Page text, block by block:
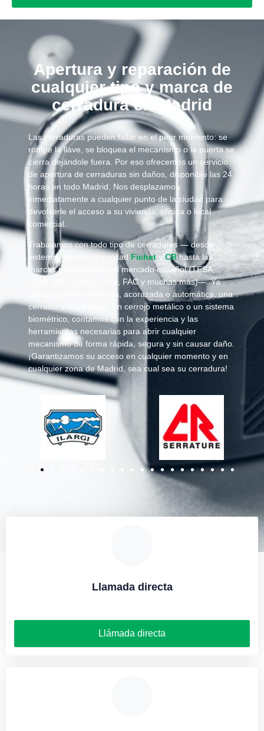
Apertura y reparación de
cualquier tipo y marca de
cerradura en Madrid
Las cerraduras pueden fallar en el peor momento: se
rompe la llave, se bloquea el mecanismo o la puerta se
cierra dejándole fuera. Por eso ofrecemos un servicio
de apertura de cerraduras sin daños, disponible las 24
horas en todo Madrid. Nos desplazamos
inmediatamente a cualquier punto de la ciudad para
devolverle el acceso a su vivienda, oficina o local
comercial.
Trabajamos con todo tipo de cerraduras — desde
sistemas de alta seguridad Fichety CRhasta las
marcas tradicionales del mercado español (TESA,
CISA, MOTTURA, Lince, FAC y muchas más)—. Ya
sea una puerta blindada, acorazada o automática, una
cerradura electrónica, un cerrojo metálico o un sistema
biométrico, contamos con la experiencia y las
herramientas necesarias para abrir cualquier
mecanismo de forma rápida, segura y sin causar daño.
¡Garantizamos su acceso en cualquier momento y en
cualquier zona de Madrid, sea cual sea su cerradura!
Llamada directa
Llámada directa